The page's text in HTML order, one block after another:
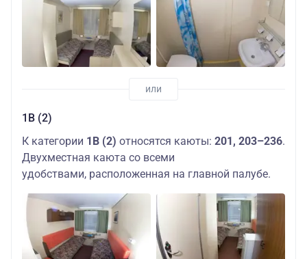
1В (2)
К категории 1В (2) относятся каюты: 201, 203–236.
Двухместная каюта со всеми
удобствами, расположенная на главной палубе.